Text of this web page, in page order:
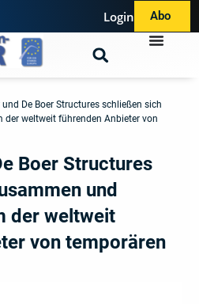
Login Abo
und De Boer Structures schließen sich
der weltweit führenden Anbieter von
Boer Structures
und
der weltweit
von temporären